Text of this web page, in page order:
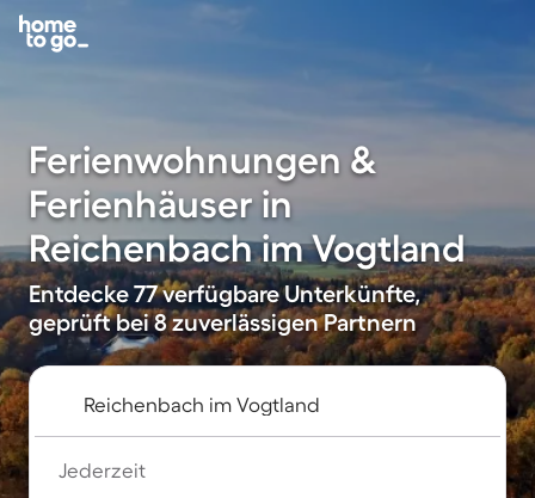
Ferienwohnungen &
Ferienhäuser in
Reichenbach im Vogtland
Entdecke 77 verfügbare Unterkünfte,
geprüft bei 8 zuverlässigen Partnern
Jederzeit